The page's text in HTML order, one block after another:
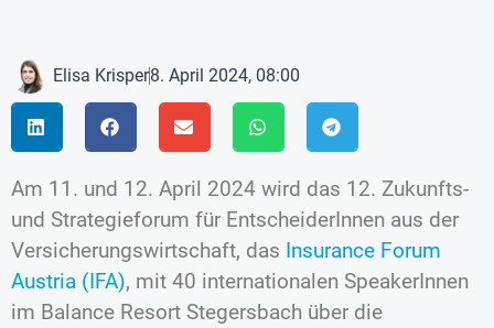
Elisa Krisper8. April 2024, 08:00
Am 11. und 12. April 2024 wird das 12. Zukunfts-
und Strategieforum für EntscheiderInnen aus der
Versicherungswirtschaft, das Insurance Forum
Austria (IFA), mit 40 internationalen SpeakerInnen
im Balance Resort Stegersbach über die